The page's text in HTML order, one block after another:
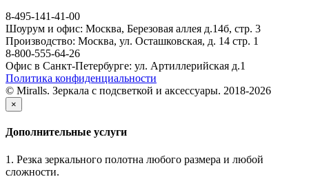
8-495-141-41-00
Шоурум и офис: Москва, Березовая аллея д.14б, стр. 3
Производство: Москва, ул. Осташковская, д. 14 стр. 1
8-800-555-64-26
Офис в Санкт-Петербурге: ул. Артиллерийская д.1
Политика конфиденциальности
© Miralls. Зеркала с подсветкой и аксессуары. 2018-2026
×
Дополнительные услуги
1. Резка зеркального полотна любого размера и любой
сложности.